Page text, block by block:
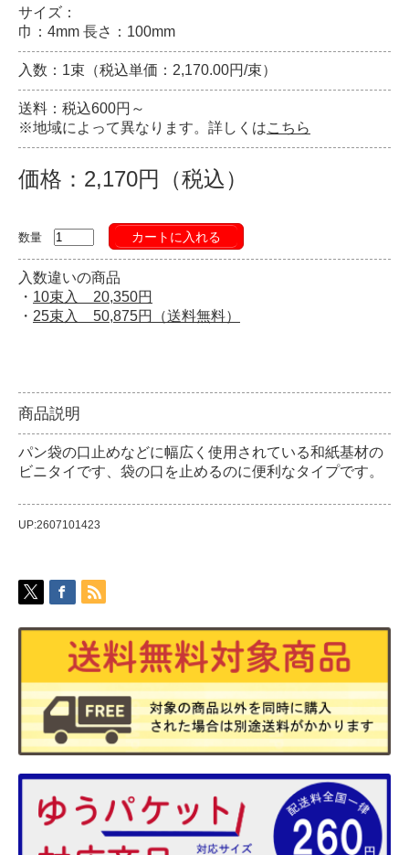
サイズ：
巾：4mm 長さ：100mm
入数：1束（税込単価：2,170.00円/束）
送料：税込600円～
※地域によって異なります。詳しくはこちら
価格：2,170円（税込）
数量 カートに入れる
入数違いの商品
・ 10束入 20,350円
・ 25束入 50,875円（送料無料）
商品説明
パン袋の口止めなどに幅広く使用されている和紙基材の
ビニタイです、袋の口を止めるのに便利なタイプです。
UP:2607101423